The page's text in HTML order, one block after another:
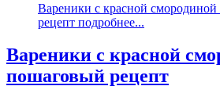
Вареники с красной
рецепт подробнее...
Вареники с красной
пошаговый рецепт